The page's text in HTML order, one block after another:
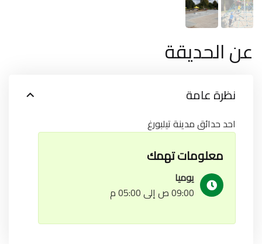
عن الحديقة
نظرة عامة
احد حدائق مدينة تيلبورغ
معلومات تهمك
يوميا
09:00 ص إلى 05:00 م